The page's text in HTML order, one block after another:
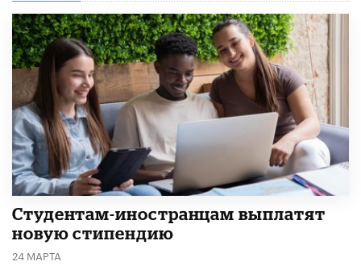
Студентам-иностранцам выплатят
новую стипендию
24 МАРТА